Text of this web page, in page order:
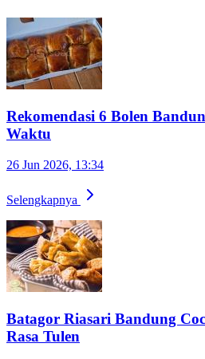
Rekomendasi 6 Bolen
Waktu
26 Jun 2026, 13:34
Selengkapnya
Batagor Riasari Bandung
Rasa Tulen